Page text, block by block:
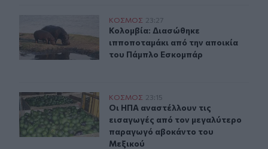
Κολομβία: Διασώθηκε ιπποποταμάκι από την αποικία
ΚΟΣΜΟΣ 23:27
Κολομβία: Διασώθηκε
Κολομβία: Διασώθηκε
ιπποποταμάκι από την αποικία
του Πάμπλο Εσκομπάρ
Οι ΗΠΑ αναστέλλουν τις εισαγωγές από τον
ΚΟΣΜΟΣ 23:15
Οι ΗΠΑ αναστέλλουν τις
Οι ΗΠΑ αναστέλλουν τις
εισαγωγές από τον μεγαλύτερο
παραγωγό αβοκάντο του
Μεξικού